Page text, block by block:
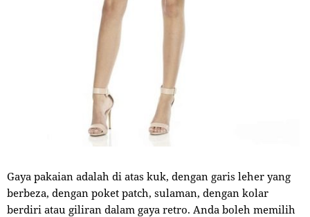
Gaya pakaian adalah di atas kuk, dengan garis leher yang
berbeza, dengan poket patch, sulaman, dengan kolar
berdiri atau giliran dalam gaya retro. Anda boleh memilih